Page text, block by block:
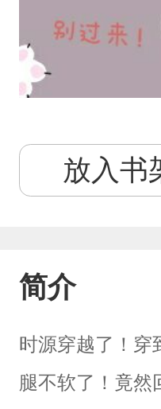
放入书
简介
时源穿越了！穿
腿不软了！竟然